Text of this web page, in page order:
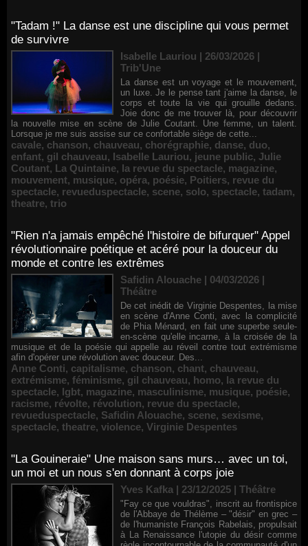
"Tadam !" La danse est une discipline qui vous permet
de survivre
Isabelle Lauriou | 26/03/2026 |
Trib'Une
La danse est un voyage et le mouvement,
un luxe. Je le pense tant j'aime la danse, le
corps et toute la vie qui grouille dedans.
Joie donc de me trouver là, pour découvrir
la nouvelle mise en scène de Julie Coutant. Une femme, un talent.
Lorsque je me suis assise sur ce confortable siège de cette...
cavale, chanson, chauveau, chorégraphie, danse, duo,
enfant, gil chauveau, Isabelle Lauriou, jeune public, Julie
Coutant, La Quintaine, la revue du spectacle, magazine,
mouvement, musique, opéra, poésie, Poitiers, revue du
spectacle, revueduspectacle, scene, solo, spectacle, tadam,
theatre, trio
"Rien n'a jamais empêché l'histoire de bifurquer" Appel
révolutionnaire poétique et acéré pour la douceur du
monde et contre les extrêmes
Safidin Alouache | 04/03/2026 |
Théâtre
De cet inédit de Virginie Despentes, la mise
en scène d'Anne Conti, avec la complicité
de Phia Ménard, en fait une superbe seule-
en-scène qu'elle incarne, à la croisée de la
musique et de la poésie qui appelle au réveil contre tout extrémisme
afin d'opérer une révolution avec douceur. Des...
Anne Conti, capitalisme, chanson, chant, chauveau,
extrémisme, féminisme, gil chauveau, homo, la revue du
spectacle, lgbt, magazine, masculinisme, musique, poésie,
racisme, révolte, révolution, revue du spectacle,
revueduspectacle, Safidin Alouache, scene, sexisme,
spectacle, theatre, violence, Virginie Despentes
"La Gouineraie" Une maison sans murs… avec un toi,
un moi et un nous s'en donnant à corps joie
Yves Kafka | 23/12/2025 | Théâtre
"Fay ce que vouldras", inscrit au frontispice
de l'Abbaye de Thélème – "désir" en grec –
de l'humaniste François Rabelais, propulsait
à La Renaissance l'utopie du désir comme